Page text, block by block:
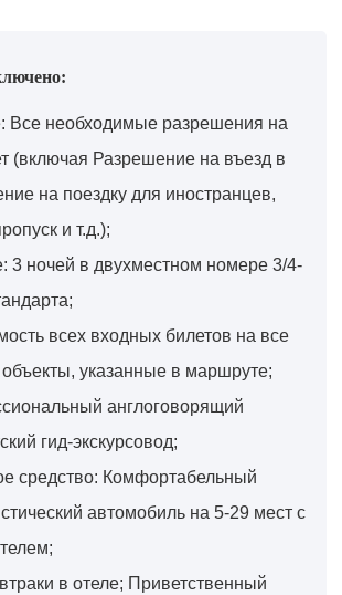
Все необходимые разрешения на
(включая Разрешение на въезд в
на поездку для иностранцев,
и т.д.);
3 ночей в двухместном номере 3/4-
всех входных билетов на все
объекты, указанные в маршруте;
англоговорящий
гид-экскурсовод;
средство: Комфортабельный
автомобиль на 5-29 мест с
в отеле; Приветственный